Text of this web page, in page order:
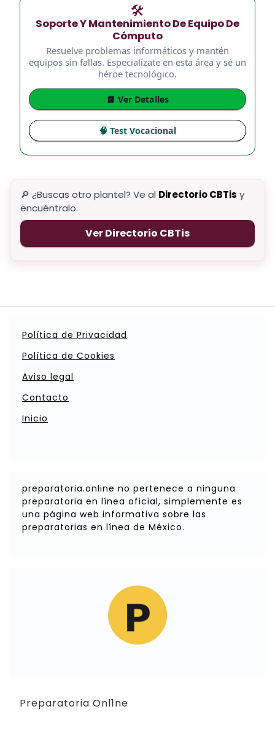
🛠️
Soporte Y Mantenimiento De Equipo De
Cómputo
Resuelve problemas informáticos y mantén
equipos sin fallas. Especialízate en esta área y sé un
héroe tecnológico.
📘 Ver Detalles
🧠 Test Vocacional
🔎 ¿Buscas otro plantel? Ve al Directorio CBTis y
encuéntralo.
Ver Directorio CBTis
Política de Privacidad
Política de Cookies
Aviso legal
Contacto
Inicio
preparatoria.online no pertenece a ninguna
preparatoria en línea oficial, simplemente es
una página web informativa sobre las
preparatorias en línea de México.
Preparatoria Onl1ne